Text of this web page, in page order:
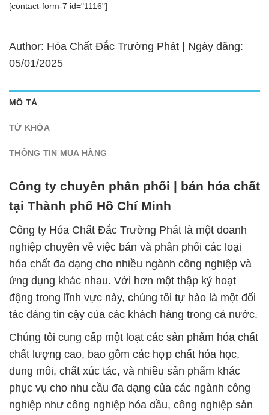
[contact-form-7 id="1116"]
Author: Hóa Chất Đắc Trường Phát | Ngày đăng:
05/01/2025
MÔ TẢ
TỪ KHÓA
THÔNG TIN MUA HÀNG
Công ty chuyên phân phối | bán hóa chất
tại Thành phố Hồ Chí Minh
Công ty Hóa Chất Đắc Trường Phát là một doanh
nghiệp chuyên về việc bán và phân phối các loại
hóa chất đa dạng cho nhiều ngành công nghiệp và
ứng dụng khác nhau. Với hơn một thập kỷ hoạt
động trong lĩnh vực này, chúng tôi tự hào là một đối
tác đáng tin cậy của các khách hàng trong cả nước.
Chúng tôi cung cấp một loạt các sản phẩm hóa chất
chất lượng cao, bao gồm các hợp chất hóa học,
dung môi, chất xúc tác, và nhiều sản phẩm khác
phục vụ cho nhu cầu đa dạng của các ngành công
nghiệp như công nghiệp hóa dầu, công nghiệp sản